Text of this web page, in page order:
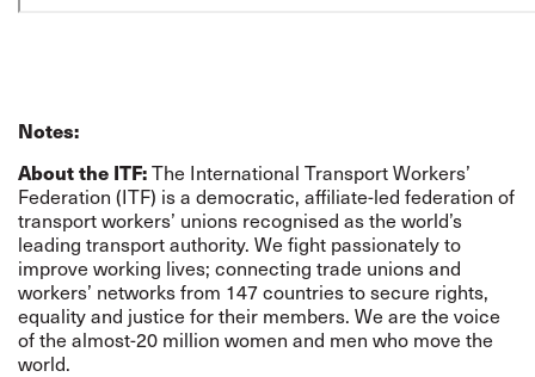
Notes:
About the ITF:The International Transport Workers’
Federation (ITF) is a democratic, affiliate-led federation of
transport workers’ unions recognised as the world’s
leading transport authority. We fight passionately to
improve working lives; connecting trade unions and
workers’ networks from 147 countries to secure rights,
equality and justice for their members. We are the voice
of the almost-20 million women and men who move the
world.